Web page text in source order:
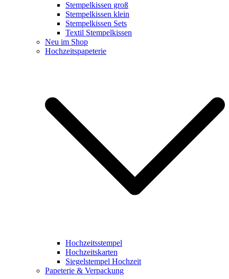
Stempelkissen groß
Stempelkissen klein
Stempelkissen Sets
Textil Stempelkissen
Neu im Shop
Hochzeitspapeterie
Hochzeitsstempel
Hochzeitskarten
Siegelstempel Hochzeit
Papeterie & Verpackung